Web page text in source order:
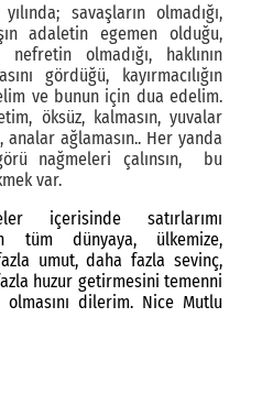
savaşların olmadığı,
adaletin egemen olduğu,
olmadığı, haklının
gördüğü, kayırmacılığın
ve bunun için dua edelim.
öksüz, kalmasın, yuvalar
analar ağlamasın.. Her yanda
nağmeleri çalınsın, bu
var.
içerisinde satırlarımı
tüm dünyaya, ülkemize,
umut, daha fazla sevinç,
huzur getirmesini temenni
dilerim. Nice Mutlu